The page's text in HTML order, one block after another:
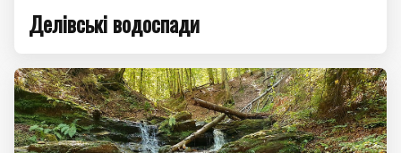
Делівські водоспади